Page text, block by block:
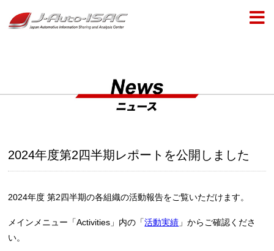
2024年度第2四半期レポートを公開しました
2024年度 第2四半期の各組織の活動報告をご覧いただけます。
メインメニュー「Activities」内の「活動実績 」からご確認くださ
い。